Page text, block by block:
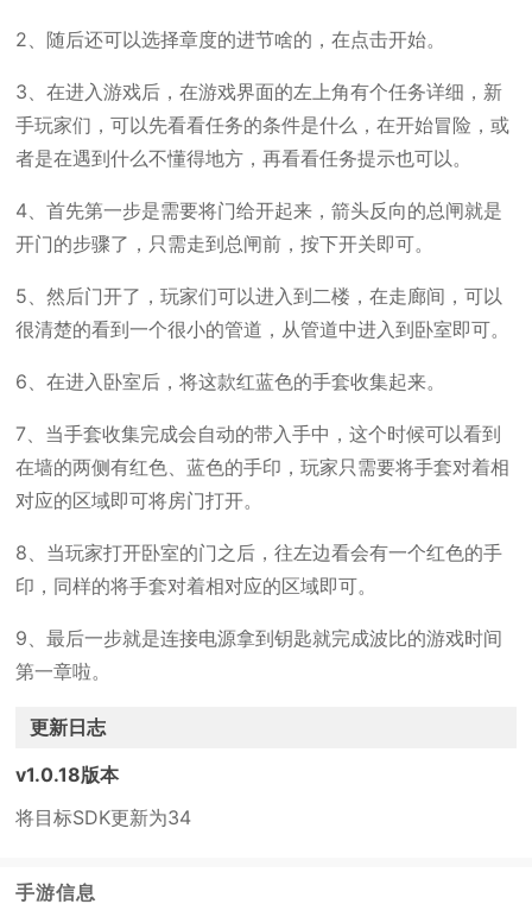
2、随后还可以选择章度的进节啥的，在点击开始。
3、在进入游戏后，在游戏界面的左上角有个任务详细，新
手玩家们，可以先看看任务的条件是什么，在开始冒险，或
者是在遇到什么不懂得地方，再看看任务提示也可以。
4、首先第一步是需要将门给开起来，箭头反向的总闸就是
开门的步骤了，只需走到总闸前，按下开关即可。
5、然后门开了，玩家们可以进入到二楼，在走廊间，可以
很清楚的看到一个很小的管道，从管道中进入到卧室即可。
6、在进入卧室后，将这款红蓝色的手套收集起来。
7、当手套收集完成会自动的带入手中，这个时候可以看到
在墙的两侧有红色、蓝色的手印，玩家只需要将手套对着相
对应的区域即可将房门打开。
8、当玩家打开卧室的门之后，往左边看会有一个红色的手
印，同样的将手套对着相对应的区域即可。
9、最后一步就是连接电源拿到钥匙就完成波比的游戏时间
第一章啦。
更新日志
v1.0.18版本
将目标SDK更新为34
手游信息